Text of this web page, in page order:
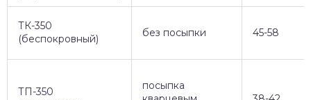
ТК-350
(беспокровный)
без посыпки 45-58
ТП-350
посыпка